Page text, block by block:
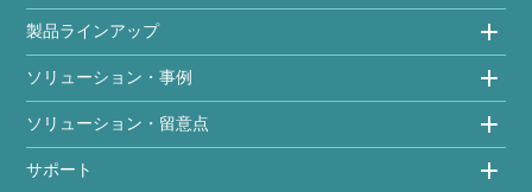
製品ラインアップ
ソリューション・事例
ソリューション・留意点
サポート